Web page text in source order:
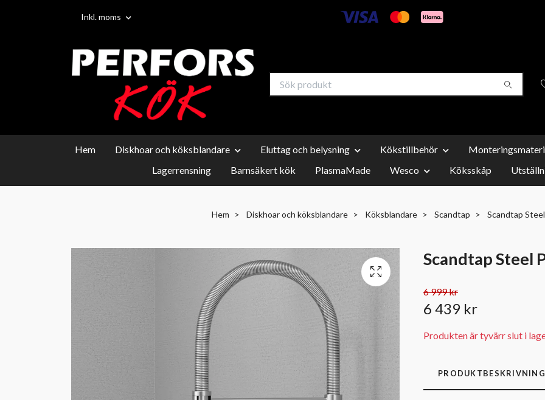
Inkl. moms
Hem Diskhoar och köksblandare Eluttag och belysning Kökstillbehör
Lagerrensning
Barnsäkert kök PlasmaMade Wesco Köksskåp
Hem Diskhoar och köksblandare Köksblandare Scandtap Scandtap
Scandtap Steel
6 999 kr
6 439 kr
Produkten är tyvärr slut i
PRODUKTBESKRIVNING